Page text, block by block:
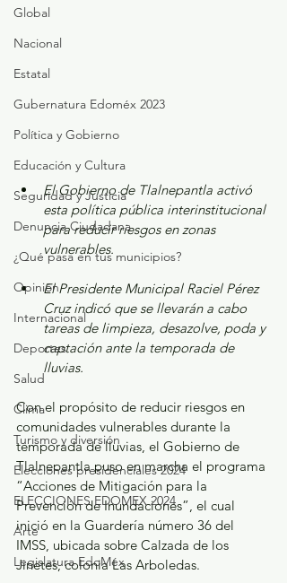
Global
Nacional
Estatal
Gubernatura Edoméx 2023
Política y Gobierno
Educación y Cultura
Seguridad y Justicia
Denuncia Ciudadana
¿Qué pasa en tus municipios?
Opinión
Internacional
Deportes
Salud
Clima
Turismo y diversión
Elecciones presidenciales 2024
ELECCIONES EDOMEX 2024
Arte
Legislatura EdoMéx
El Gobierno de Tlalnepantla activó
esta política pública interinstitucional
para reducir riesgos en zonas
vulnerables.
El Presidente Municipal Raciel Pérez
Cruz indicó que se llevarán a cabo
tareas de limpieza, desazolve, poda y
captación ante la temporada de
lluvias.
Con el propósito de reducir riesgos en
comunidades vulnerables durante la
temporada de lluvias, el Gobierno de
Tlalnepantla puso en marcha el programa
“Acciones de Mitigación para la
Prevención de Inundaciones”, el cual
inició en la Guardería número 36 del
IMSS, ubicada sobre Calzada de los
Jinetes, colonia Las Arboledas.